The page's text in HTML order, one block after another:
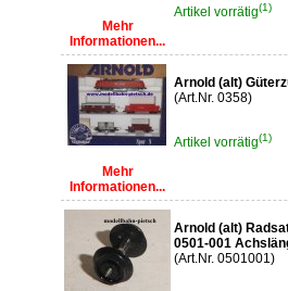
Mehr
Informationen...
Artikel vorrätig(1)
Mehr
Informationen...
Arnold (alt)
(Art.Nr. 0358)
Artikel vorrätig(1)
Arnold (alt)
0501-001
(Art.Nr. 0501001)